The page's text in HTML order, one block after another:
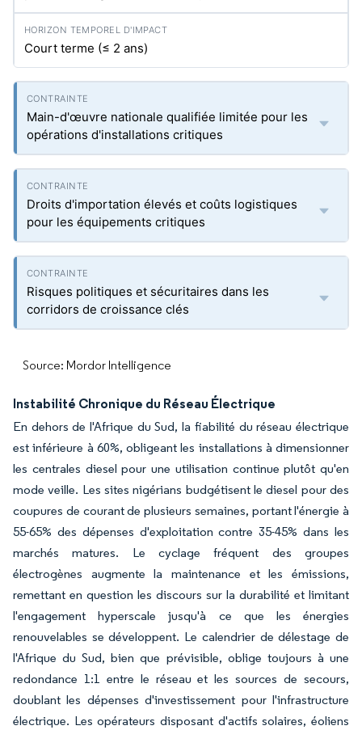
Court terme (≤ 2 ans)
Main-d'œuvre nationale qualifiée limitée pour les
opérations d'installations critiques
Droits d'importation élevés et coûts logistiques
pour les équipements critiques
Risques politiques et sécuritaires dans les
corridors de croissance clés
Source: Mordor Intelligence
Instabilité Chronique du Réseau Électrique
En dehors de l'Afrique du Sud, la fiabilité du réseau électrique
est inférieure à 60%, obligeant les installations à dimensionner
les centrales diesel pour une utilisation continue plutôt qu'en
mode veille. Les sites nigérians budgétisent le diesel pour des
coupures de courant de plusieurs semaines, portant l'énergie à
55-65% des dépenses d'exploitation contre 35-45% dans les
marchés matures. Le cyclage fréquent des groupes
électrogènes augmente la maintenance et les émissions,
remettant en question les discours sur la durabilité et limitant
l'engagement hyperscale jusqu'à ce que les énergies
renouvelables se développent. Le calendrier de délestage de
l'Afrique du Sud, bien que prévisible, oblige toujours à une
redondance 1:1 entre le réseau et les sources de secours,
doublant les dépenses d'investissement pour l'infrastructure
électrique. Les opérateurs disposant d'actifs solaires, éoliens